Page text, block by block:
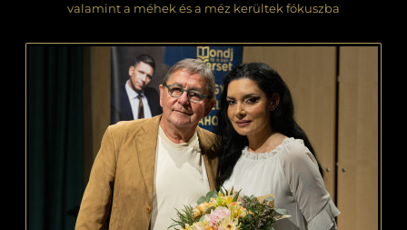
valamint a méhek és a méz kerültek fókuszba